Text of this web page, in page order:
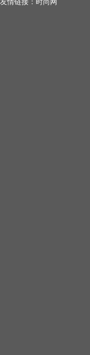
友情链接： 时尚网